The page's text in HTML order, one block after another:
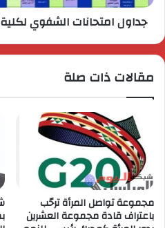
جداول امتحانات الشفوي
مقالات ذات صلة
مجموعة تواصل المرأة ترحّب
باعتراف قادة مجموعة العشرين